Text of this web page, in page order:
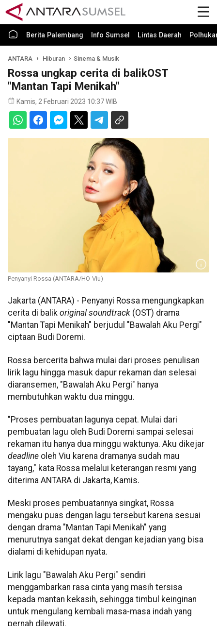
Berita Palembang Info Sumsel Lintas Daerah
ANTARA Hiburan Sinema & Musik
Rossa ungkap cerita di balikOST
"Mantan Tapi Menikah"
Kamis, 2 Februari 2023 10:37 WIB
Penyanyi Rossa (ANTARA/HO-Viu)
Jakarta (ANTARA) - Penyanyi Rossa mengungkapkan
cerita di balik original soundtrack (OST) drama
"Mantan Tapi Menikah" berjudul "Bawalah Aku Pergi"
ciptaan Budi Doremi.
Rossa bercerita bahwa mulai dari proses penulisan
lirik lagu hingga masuk dapur rekaman dan selesai
diaransemen, "Bawalah Aku Pergi" hanya
membutuhkan waktu dua minggu.
"Proses pembuatan lagunya cepat. Mulai dari
pembuatan lagu oleh Budi Doremi sampai selesai
rekaman itu hanya dua minggu waktunya. Aku dikejar
deadline oleh Viu karena dramanya sudah mau
tayang," kata Rossa melalui keterangan resmi yang
diterima ANTARA di Jakarta, Kamis.
Meski proses pembuatannya singkat, Rossa
mengaku puas dengan lagu tersebut karena sesuai
dengan drama "Mantan Tapi Menikah" yang
menurutnya sangat dekat dengan kejadian yang bisa
dialami di kehidupan nyata.
Lirik lagu "Bawalah Aku Pergi" sendiri
menggambarkan rasa cinta yang masih tersisa
kepada mantan kekasih, sehingga timbul keinginan
untuk mengulang kembali masa-masa indah yang
pernah dilewati.